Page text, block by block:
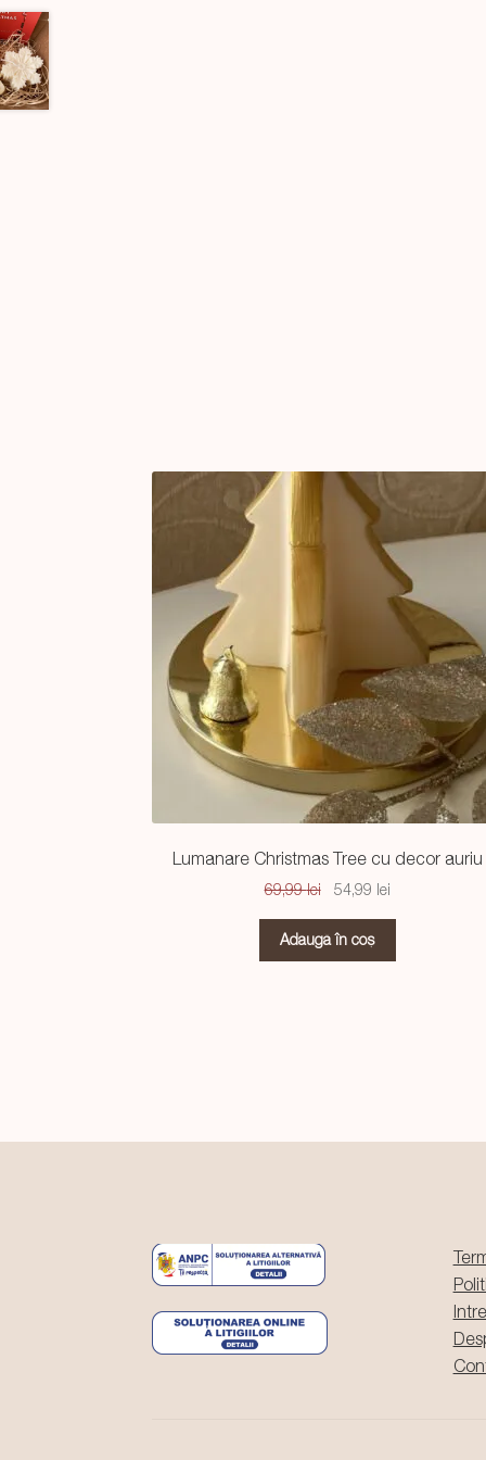
Lumanare Christmas Tree cu decor auriu
69,99lei
Prețul
a
fost:
54,99 lei
54,99 lei.
Adaugă în coș